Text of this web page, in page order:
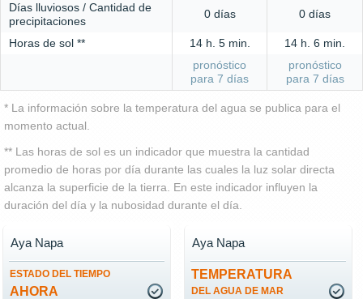
Días lluviosos / Cantidad de
precipitaciones
0 días 0 días
Horas de sol ** 14 h. 5 min.
14 h. 6 min.
pronóstico
para 7 días
pronóstico
para 7 días
* La información sobre la temperatura del agua se publica para el
momento actual.
** Las horas de sol es un indicador que muestra la cantidad
promedio de horas por día durante las cuales la luz solar directa
alcanza la superficie de la tierra. En este indicador influyen la
duración del día y la nubosidad durante el día.
ESTADO DEL TIEMPO
AHORA
Aya Napa
TEMPERATURA
DEL AGUA DE MAR
Aya Napa